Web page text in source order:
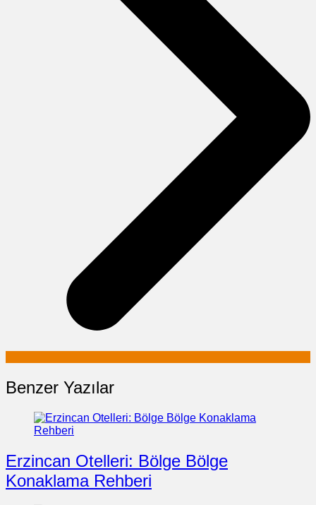
Benzer Yazılar
Erzincan Otelleri: Bölge Bölge
Konaklama Rehberi